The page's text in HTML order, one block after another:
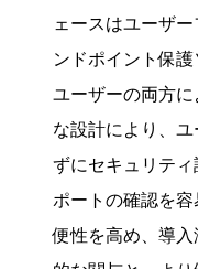
ェースはユーザ
ンドポイント保
ユーザーの両方
な設計により、
ずにセキュリテ
ポートの確認を
便性を高め、導